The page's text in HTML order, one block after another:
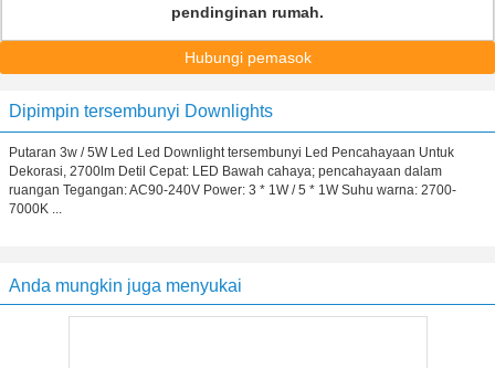
pendinginan rumah.
Hubungi pemasok
Dipimpin tersembunyi Downlights
Putaran 3w / 5W Led Led Downlight tersembunyi Led Pencahayaan Untuk
Dekorasi, 2700lm Detil Cepat: LED Bawah cahaya; pencahayaan dalam
ruangan Tegangan: AC90-240V Power: 3 * 1W / 5 * 1W Suhu warna: 2700-
7000K ...
Anda mungkin juga menyukai